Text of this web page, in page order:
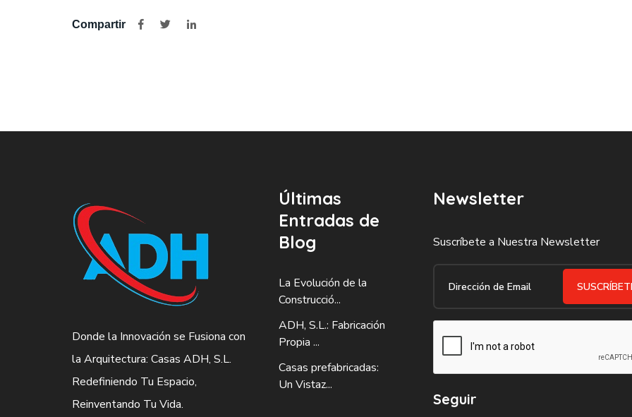
Compartir
Donde la Innovación se Fusiona con
la Arquitectura: Casas ADH, S.L.
Redefiniendo Tu Espacio,
Reinventando Tu Vida.
Últimas
Entradas de
Blog
La Evolución de la
Construcció...
ADH, S.L.: Fabricación
Propia ...
Casas prefabricadas:
Un Vistaz...
Newsletter
Suscríbete a Nuestra Newsletter
Seguir